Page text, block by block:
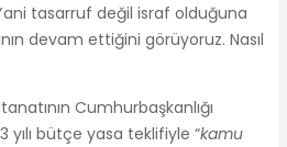
tasarruf değil israf olduğuna
devam ettiğini görüyoruz. Nasıl
Cumhurbaşkanlığı
yılı bütçe yasa teklifiyle “kamu